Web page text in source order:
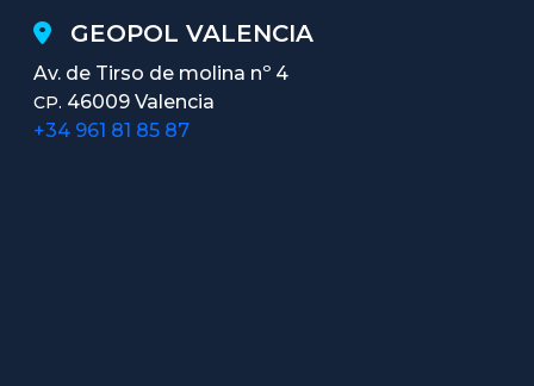
GEOPOL VALENCIA
Av. de Tirso de molina nº 4
CP. 46009 Valencia
+34 961 81 85 87